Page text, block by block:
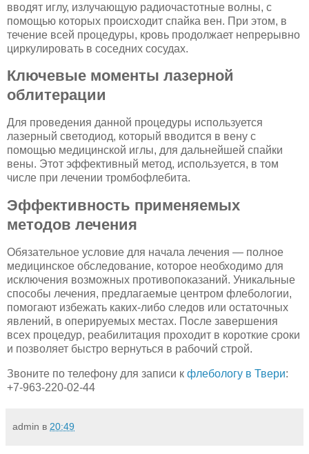
вводят иглу, излучающую радиочастотные волны, с
помощью которых происходит спайка вен. При этом, в
течение всей процедуры, кровь продолжает непрерывно
циркулировать в соседних сосудах.
Ключевые моменты лазерной
облитерации
Для проведения данной процедуры используется
лазерный светодиод, который вводится в вену с
помощью медицинской иглы, для дальнейшей спайки
вены. Этот эффективный метод, используется, в том
числе при лечении тромбофлебита.
Эффективность применяемых
методов лечения
Обязательное условие для начала лечения — полное
медицинское обследование, которое необходимо для
исключения возможных противопоказаний. Уникальные
способы лечения, предлагаемые центром флебологии,
помогают избежать каких-либо следов или остаточных
явлений, в оперируемых местах. После завершения
всех процедур, реабилитация проходит в короткие сроки
и позволяет быстро вернуться в рабочий строй.
Звоните по телефону для записи к флебологу в Твери:
+7-963-220-02-44
admin в 20:49